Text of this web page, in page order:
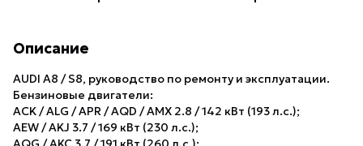
Описание
AUDI A8 / S8, руководство по ремонту и эксплуатации.
Бензиновые двигатели:
ACK / ALG / APR / AQD / AMX 2.8 / 142 кВт (193 л.с.);
AEW / AKJ 3.7 / 169 кВт (230 л.с.);